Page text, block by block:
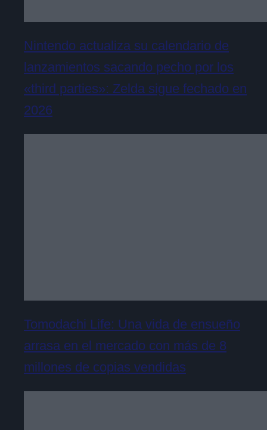
Nintendo actualiza su calendario de
lanzamientos sacando pecho por los
«third parties»: Zelda sigue fechado en
2026
Tomodachi Life: Una vida de ensueño
arrasa en el mercado con más de 8
millones de copias vendidas